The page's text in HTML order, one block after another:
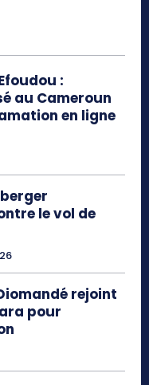
:
au Cameroun
en ligne
le vol de
rejoint
pour